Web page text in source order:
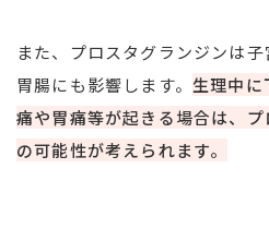
また、プロスタグランジンは
胃腸にも影響します。 生理中
痛や胃痛等が起きる場合は、
の可能性が考えられます。